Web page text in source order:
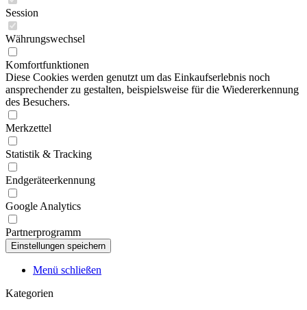
Session
Währungswechsel
Komfortfunktionen
Diese Cookies werden genutzt um das Einkaufserlebnis noch
ansprechender zu gestalten, beispielsweise für die Wiedererkennung
des Besuchers.
Merkzettel
Statistik & Tracking
Endgeräteerkennung
Google Analytics
Partnerprogramm
Menü schließen
Kategorien